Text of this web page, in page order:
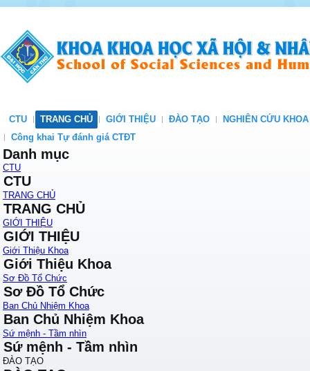
CTU TRANG CHỦ GIỚI THIỆU ĐÀO TẠO
NGHIÊN CỨU
Công khai Tự đánh giá CTĐT
Danh mục
CTU
CTU
TRANG CHỦ
TRANG CHỦ
GIỚI THIỆU
GIỚI THIỆU
Giới Thiệu Khoa
Giới Thiệu Khoa
Sơ Đồ Tổ Chức
Sơ Đồ Tổ Chức
Ban Chủ Nhiệm Khoa
Ban Chủ Nhiệm Khoa
Sứ mệnh - Tầm nhìn
Sứ mệnh - Tầm nhìn
ĐÀO TẠO